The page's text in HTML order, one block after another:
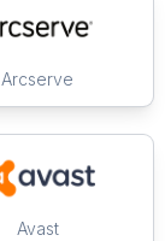
Arcserve
Avast